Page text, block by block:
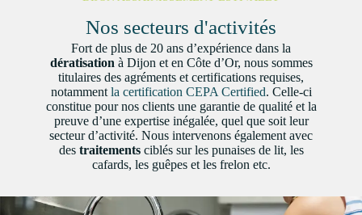
Nos secteurs d'activités
Fort de plus de 20 ans d’expérience dans la
dératisation à Dijon et en Côte d’Or, nous sommes
titulaires des agréments et certifications requises,
notammentla certification CEPA Certified. Celle-ci
constitue pour nos clients une garantie de qualité et la
preuve d’une expertise inégalée, quel que soit leur
secteur d’activité. Nous intervenons également avec
des traitements ciblés sur les punaises de lit, les
cafards, les guêpes et les frelon etc.